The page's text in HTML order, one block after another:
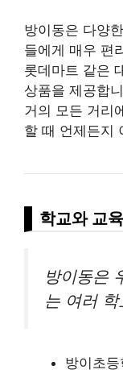
방이동은 다양한
들에게 매우 편
롯데마트 같은
상품을 제공합
거의 모든 거리
할 때 언제든지
학교와 교
방이동은
는 여러
방이초등